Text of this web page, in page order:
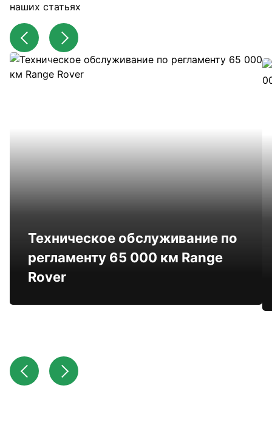
наших статьях
Техническое обслуживание по
регламенту 65 000 км Range
Rover